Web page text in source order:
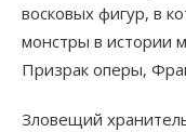
восковых фигур, в
монстры в истории
Призрак оперы,
Зловещий